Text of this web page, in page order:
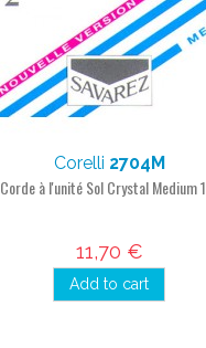
Corelli 2704M
Corde à l'unité Sol Crystal Medium
11,70 €
Add to cart